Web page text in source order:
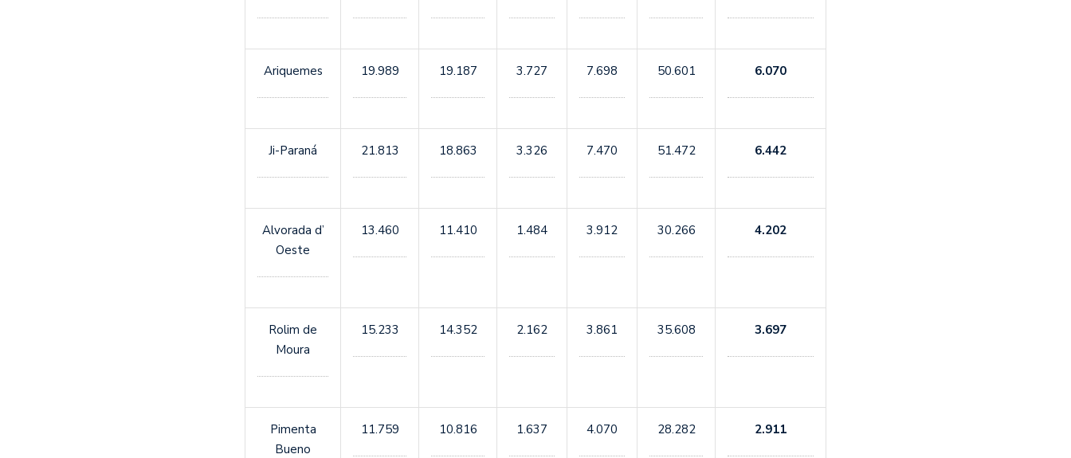
Ariquemes 19.989 19.187 3.727 7.698 50.601 6.070
Ji-Paraná 21.813 18.863 3.326 7.470 51.472 6.442
Alvorada d’
Oeste
13.460 11.410 1.484 3.912 30.266 4.202
Rolim de
Moura
15.233 14.352 2.162 3.861 35.608 3.697
Pimenta
Bueno
11.759 10.816 1.637 4.070 28.282 2.911